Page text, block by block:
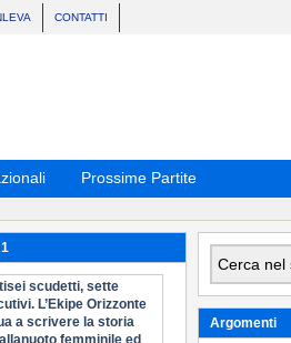
CONTATTI
Prossime Partite
Argomenti